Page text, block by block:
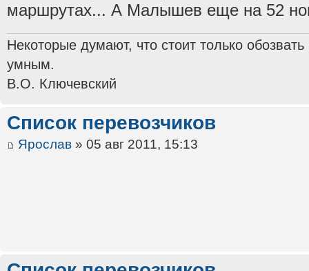
маршрутах... А Малышев еще на 52
Некоторые думают, что стоит только
умным.
В.О. Ключевский
Список перевозчиков
Ярослав » 05 авг 2011, 15:13